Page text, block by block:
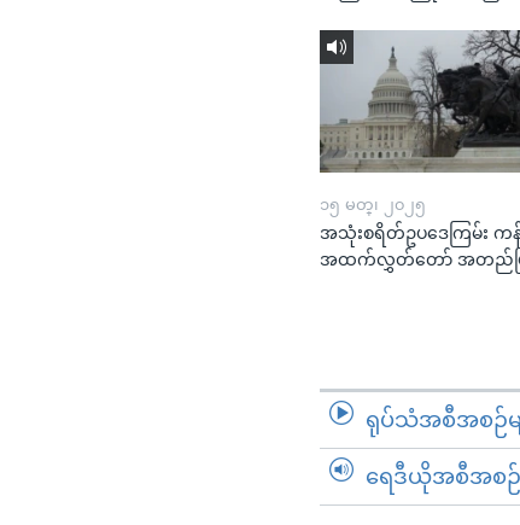
၁၅ မတ္၊ ၂၀၂၅
အသုံးစရိတ်ဥပဒေကြမ်း က
အထက်လွှတ်တော် အတည်ပ
ရုပ်သံအစီအစဉ်မျ
ရေဒီယိုအစီအစဉ်မ